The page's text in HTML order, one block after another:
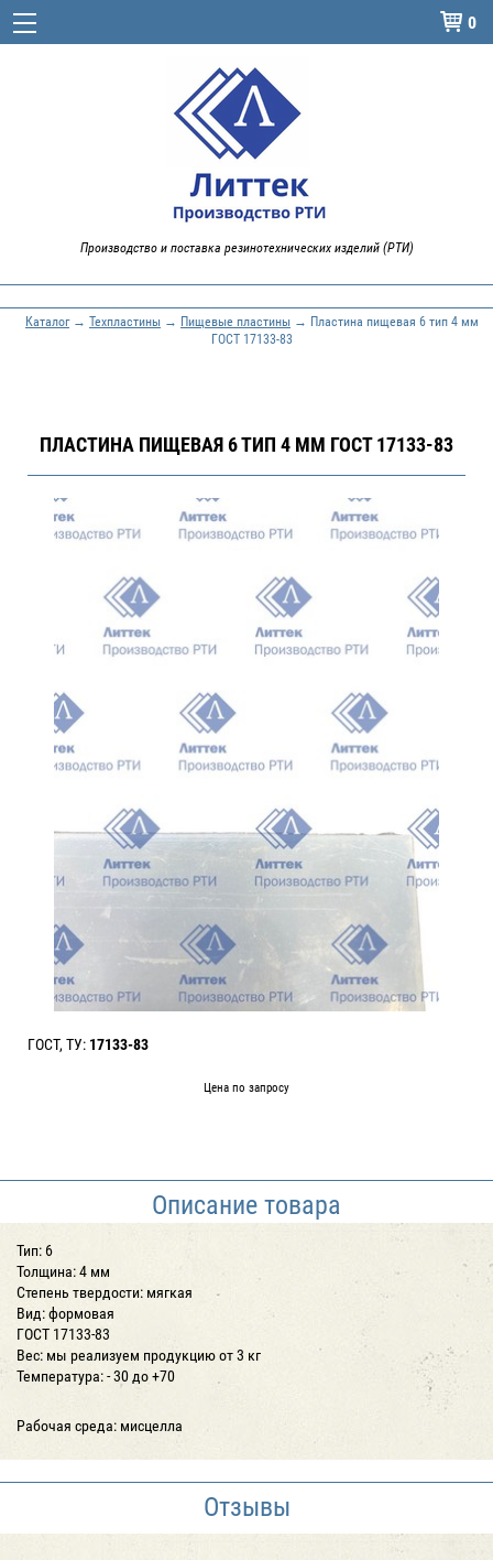
 0
Производство и поставка резинотехнических изделий (РТИ)
Каталог→ Техпластины → Пищевые пластины → Пластина пищевая 6 тип 4 мм
ГОСТ 17133-83
ПЛАСТИНА ПИЩЕВАЯ 6 ТИП 4 ММ ГОСТ 17133-83
ГОСТ, ТУ: 17133-83
Цена по запросу
Описание товара
Тип: 6
Толщина: 4 мм
Степень твердости: мягкая
Вид: формовая
ГОСТ 17133-83
Вес: мы реализуем продукцию от 3 кг
Температура: - 30 до +70
Рабочая среда: мисцелла
Отзывы